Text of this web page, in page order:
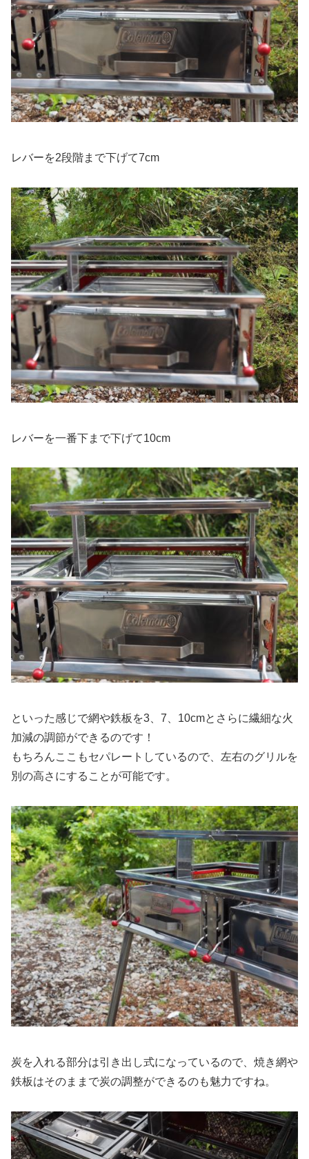
レバーを2段階まで下げて7cm
レバーを一番下まで下げて10cm
といった感じで網や鉄板を3、7、10cmとさらに繊細な火
加減の調節ができるのです！
もちろんここもセパレートしているので、左右のグリルを
別の高さにすることが可能です。
炭を入れる部分は引き出し式になっているので、焼き網や
鉄板はそのままで炭の調整ができるのも魅力ですね。